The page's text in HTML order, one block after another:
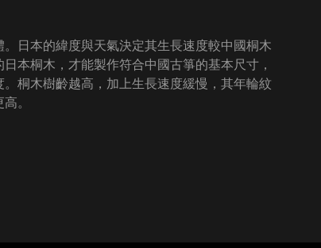
日本的緯度與天氣決定其生長速度較中國桐木
本桐木，才能製作符合中國古箏的基本尺寸，
桐木樹齡越高，加上生長速度緩慢，其年輪紋
。